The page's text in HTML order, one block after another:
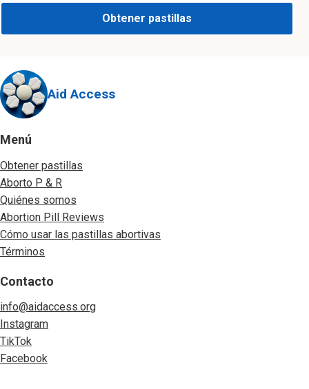
Obtener pastillas
Aid Access
Menú
Obtener pastillas
Aborto P & R
Quiénes somos
Abortion Pill Reviews
Cómo usar las pastillas abortivas
Términos
Contacto
info@aidaccess.org
Instagram
TikTok
Facebook